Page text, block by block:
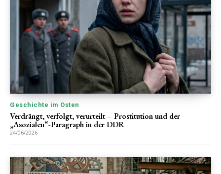
Geschichte im Osten
Verdrängt, verfolgt, verurteilt – Prostitution und der
„Asozialen“-Paragraph in der DDR
24/06/2026